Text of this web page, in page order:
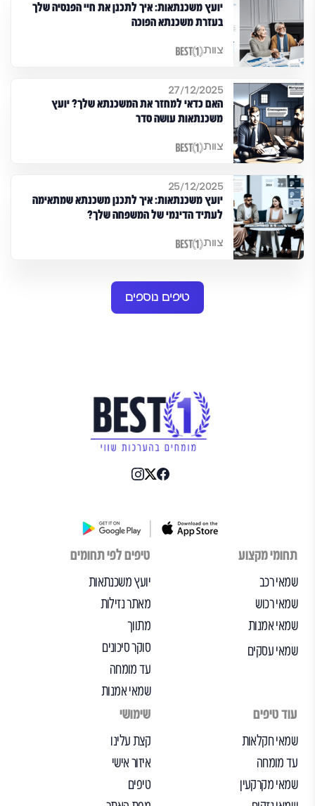
יועץ משכנתאות: איך לתכנן את חיי הפנסיה שלך
בעזרת משכנתא הפוכה
צוות
27/12/2025
האם כדאי למחזר את המשכנתא שלך? יועץ
משכנתאות עושה סדר
צוות
25/12/2025
יועץ משכנתאות: איך לתכנן משכנתא שמתאימה
לעתיד הדינמי של המשפחה שלך?
צוות
טיפים נוספים
תחומי מקצוע
שמאי רכב
שמאי רכוש
שמאי אמנות
שמאי עסקים
טיפים לפי תחומים
יועץ משכנתאות
מאתר נזילות
מתווך
סוקר סיכונים
עד מומחה
שמאי אמנות
עוד טיפים
שמאי חקלאות
עד מומחה
שמאי מקרקעין
שימושי
קצת עלינו
איזור אישי
טיפים